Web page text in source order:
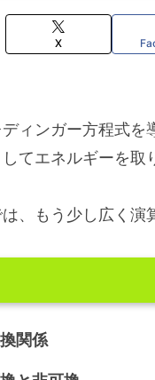
X
ィンガー方程式を
てエネルギーを取
、もう少し広く演
関係